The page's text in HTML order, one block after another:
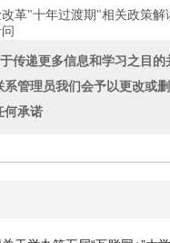
革"十年过渡期"相关政策解
传递更多信息和学习之目
管理员我们会予以更改或
何承诺